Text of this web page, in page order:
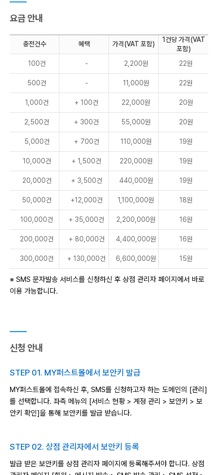
요금 안내
충전건수 혜택 가격(VAT 포함)
1건당 가격(VAT
포함)
100건
- 2,200원 22원
500건 - 11,000원 22원
1,000건 + 100건 22,000원 20원
2,500건 + 300건 55,000원 20원
5,000건 + 700건 110,000원 19원
10,000건 + 1,500건 220,000원 19원
20,000건 + 3,500건 440,000원 19원
50,000건 +12,000건 1,100,000원 18원
100,000건 + 35,000건 2,200,000원 16원
200,000건 + 80,000건 4,400,000원 16원
300,000건 + 130,000건 6,600,000원 15원
※ SMS 문자발송 서비스를 신청하신 후 상점 관리자 페이지에서 바로
이용 가능합니다.
신청 안내
STEP 01. MY퍼스트몰에서 보안키 발급
MY퍼스트몰에 접속하신 후, SMS를 신청하고자 하는 도메인의 [관리]
를 선택합니다. 좌측 메뉴의 [서비스 현황 > 계정 관리 > 보안키 > 보
안키 확인]을 통해 보안키를 발급 받습니다.
STEP 02. 상점 관리자에서 보안키 등록
발급 받은 보안키를 상점 관리자 페이지에 등록해주셔야 합니다. 상점